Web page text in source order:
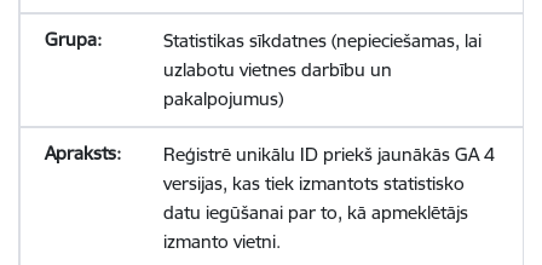
Statistikas sīkdatnes (nepieciešamas, lai
uzlabotu vietnes darbību un
pakalpojumus)
Reģistrē unikālu ID priekš jaunākās GA 4
versijas, kas tiek izmantots statistisko
datu iegūšanai par to, kā apmeklētājs
izmanto vietni.